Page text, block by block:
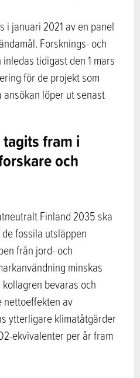
i januari 2021 av en panel
Forsknings- och
tidigast den 1 mars
för de projekt som
löper ut senast
fram i
och
Finland 2035 ska
fossila utsläppen
från jord- och
minskas
bevaras och
nettoeffekten av
ytterligare klimatåtgärder
ekvivalenter per år fram